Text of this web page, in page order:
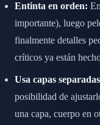
Entinta en orden:
importante), luego
finalmente detalles
críticos ya están
Usa capas
posibilidad de
una capa, cuerpo en